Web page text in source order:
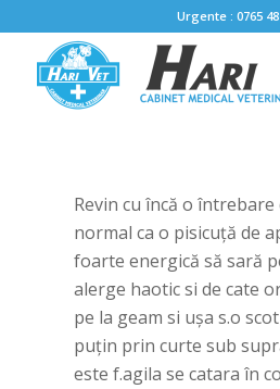
Urgente : 0765
Revin cu încă o
normal ca o pisicuță de
foarte energică să sară
alerge haotic si de cate
pe la geam si ușa s.o
puțin prin curte sub
este f.agila se catara în